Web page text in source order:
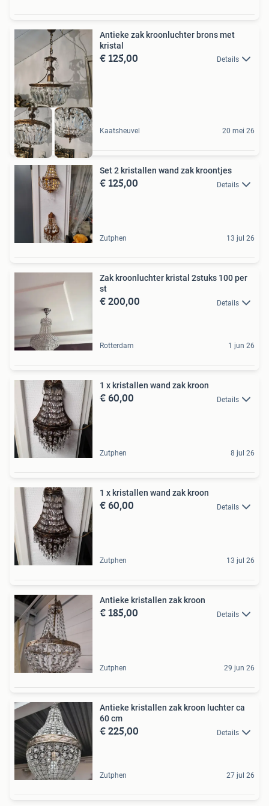
Antieke zak kroonluchter brons met
kristal
€ 125,00 Details
Kaatsheuvel 20 mei 26
Set 2 kristallen wand zak kroontjes
€ 125,00 Details
Zutphen 13 jul 26
Zak kroonluchter kristal 2stuks 100 per
st
€ 200,00 Details
Rotterdam 1 jun 26
1 x kristallen wand zak kroon
€ 60,00 Details
Zutphen 8 jul 26
1 x kristallen wand zak kroon
€ 60,00 Details
Zutphen 13 jul 26
Antieke kristallen zak kroon
€ 185,00 Details
Zutphen 29 jun 26
Antieke kristallen zak kroon luchter ca
60 cm
€ 225,00 Details
Zutphen 27 jul 26